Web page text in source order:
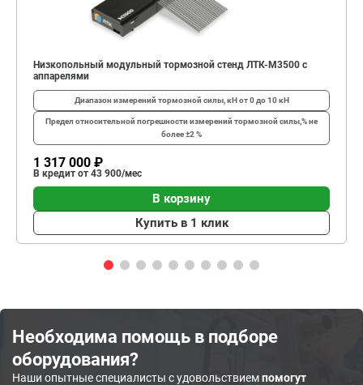
Низкопольный модульный тормозной стенд ЛТК-М3500 с
аппарелями
Диапазон измерений тормозной силы, кНот 0 до 10 кН
Предел относительной погрешности измерений тормозной силы,%не
более ±2 %
1 317 000 ₽
В кредит от 43 900/мес
В корзину
Купить в 1 клик
Необходима помощь в подборе
оборудования?
Наши опытные специалисты с удовольствиемпомогут